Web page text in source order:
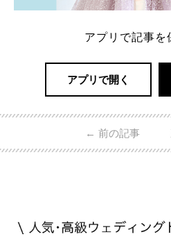
アプリで記事を
アプリで開く
← 前の記事